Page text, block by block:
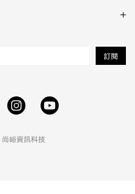
尚峪資訊科技
訂閱